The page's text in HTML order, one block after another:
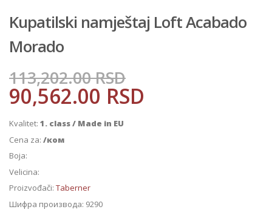
Kupatilski namještaj Loft Acabado
Morado
113,202.00RSD
90,562.00 RSD
Kvalitet: 1. class / Made in EU
Cena za: /ком
Boja:
Velicina:
Proizvođači: Taberner
Шифра производа: 9290